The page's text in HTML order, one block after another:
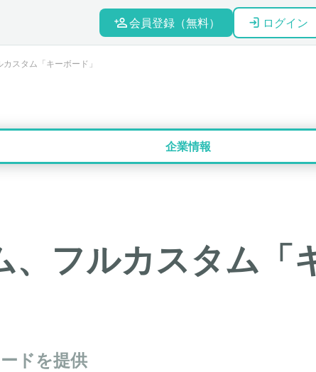
会員登録（無料） ログイン
スタム「キーボード」
企業情報
、フルカスタム「
ドを提供